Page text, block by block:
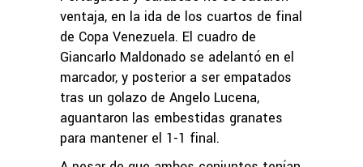
ventaja, en la ida de los cuartos de final
de Copa Venezuela. El cuadro de
Giancarlo Maldonado se adelantó en el
marcador, y posterior a ser empatados
tras un golazo de Angelo Lucena,
aguantaron las embestidas granates
para mantener el 1-1 final.